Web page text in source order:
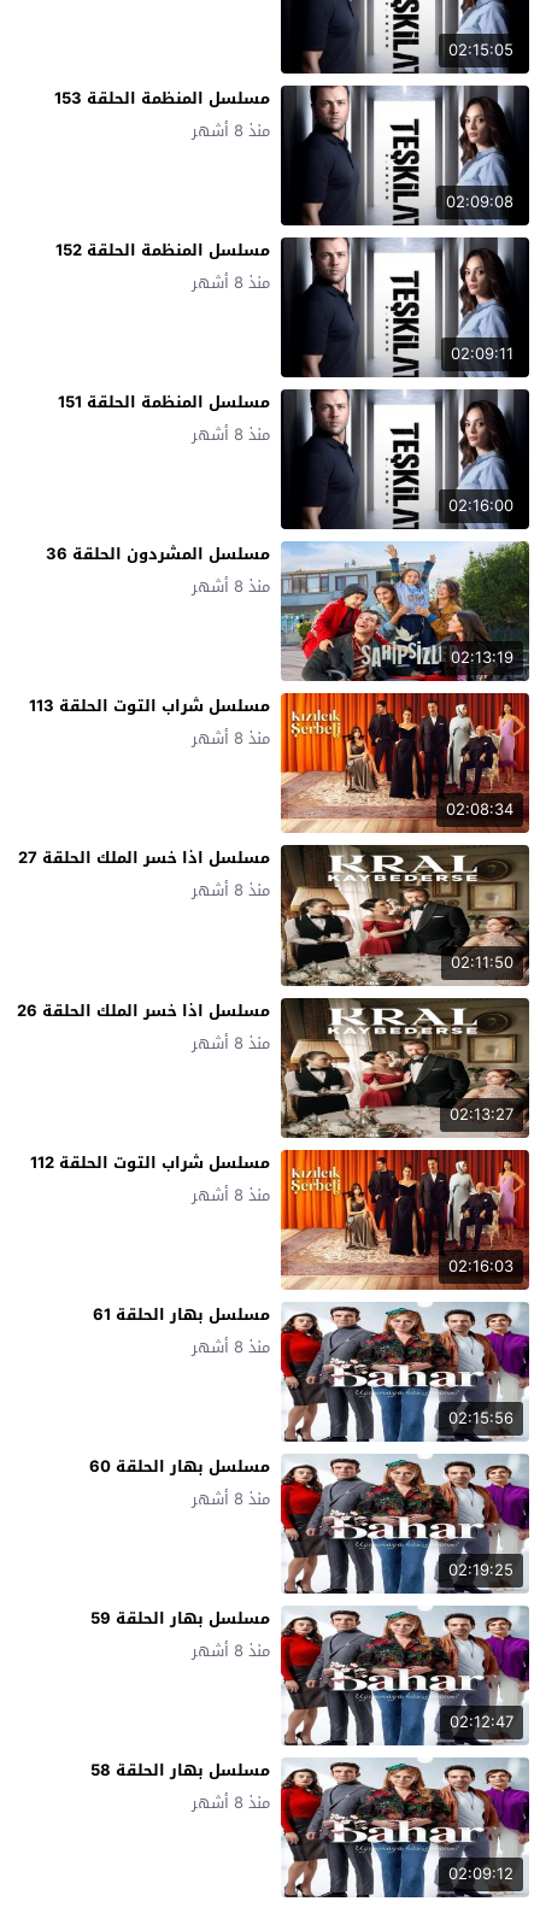
02:15:05
02:09:08
مسلسل المنظمة الحلقة 153
منذ 8 أشهر
02:09:11
مسلسل المنظمة الحلقة 152
منذ 8 أشهر
02:16:00
مسلسل المنظمة الحلقة 151
منذ 8 أشهر
02:13:19
مسلسل المشردون الحلقة 36
منذ 8 أشهر
02:08:34
مسلسل شراب التوت الحلقة 113
منذ 8 أشهر
02:11:50
مسلسل اذا خسر الملك الحلقة 27
منذ 8 أشهر
02:13:27
مسلسل اذا خسر الملك الحلقة 26
منذ 8 أشهر
02:16:03
مسلسل شراب التوت الحلقة 112
منذ 8 أشهر
02:15:56
مسلسل بهار الحلقة 61
منذ 8 أشهر
02:19:25
مسلسل بهار الحلقة 60
منذ 8 أشهر
02:12:47
مسلسل بهار الحلقة 59
منذ 8 أشهر
02:09:12
مسلسل بهار الحلقة 58
منذ 8 أشهر